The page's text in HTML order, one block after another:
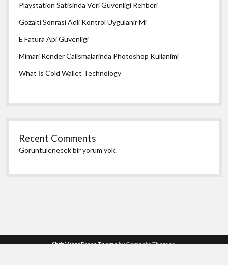
Playstation Satisinda Veri Guvenligi Rehberi
Gozalti Sonrasi Adli Kontrol Uygulanir Mi
E Fatura Api Guvenligi
Mimari Render Calismalarinda Photoshop Kullanimi
What İs Cold Wallet Technology
Recent Comments
Görüntülenecek bir yorum yok.
Shift WordPress Themeby Compete Themes.